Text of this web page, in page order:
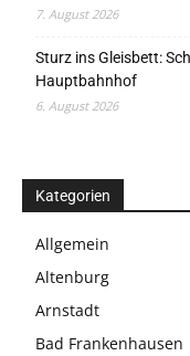
7. August 2026
Sturz ins Gleisbett:
Hauptbahnhof
6. August 2026
Kategorien
Allgemein
Altenburg
Arnstadt
Bad Frankenhausen